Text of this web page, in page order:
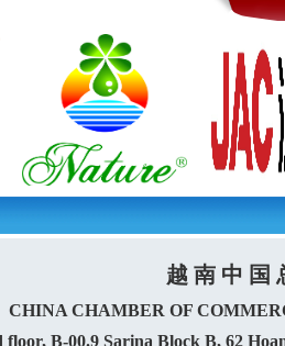
建国家高水平专科医疗生态系统
增长强劲，市场竞争日趋激烈
推进物流基础设施建设 将直接进出口
铝锭产品
赴胡志明市寻找供应商
为提升越南咖啡出口价值的“金钥匙”
试点国际航班自助值机及自助行李托
知识】 越南禁止进出口的商品有哪些
知识】 中国公司和个人投资越南，
知识】房地产转让所得应缴纳个人所
资讯】越南政府及相关部门2024年3
知识】在越南工作的外国劳动者不需
资讯】越南2024年度家庭税收抵扣金
越 南 中 国
CHINA CHAMBER OF
floor, B-00.9 Sarina Block B, 62